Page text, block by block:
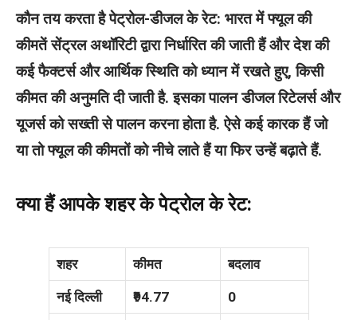
कौन तय करता है पेट्रोल-डीजल के रेट: भारत में फ्यूल की
कीमतें सेंट्रल अथॉरिटी द्वारा निर्धारित की जाती हैं और देश की
कई फैक्टर्स और आर्थिक स्थिति को ध्यान में रखते हुए, किसी
कीमत की अनुमति दी जाती है. इसका पालन डीजल रिटेलर्स और
यूजर्स को सख्ती से पालन करना होता है. ऐसे कई कारक हैं जो
या तो फ्यूल की कीमतों को नीचे लाते हैं या फिर उन्हें बढ़ाते हैं.
क्या हैं आपके शहर के पेट्रोल के रेट:
शहर कीमत बदलाव
नई दिल्ली ₹94.77 0